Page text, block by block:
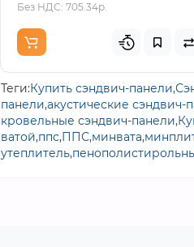
Без НДС: 705.34р.
Теги:Купить сэндвич-панели,
панели,акустические сэндвич-
кровельные сэндвич-панели,
ватой,ппс,ППС,минвата,
утеплитель,